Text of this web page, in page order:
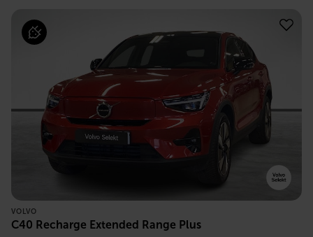
VOLVO
C40 Recharge Extended Range Plus